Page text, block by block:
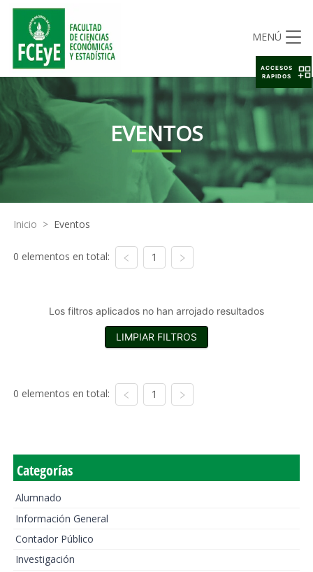
MENÚ
EVENTOS
Inicio > Eventos
0 elementos en total: 1
Los filtros aplicados no han arrojado resultados
LIMPIAR FILTROS
0 elementos en total: 1
Categorías
Alumnado
Información General
Contador Público
Investigación
ACCESOS
RAPIDOS